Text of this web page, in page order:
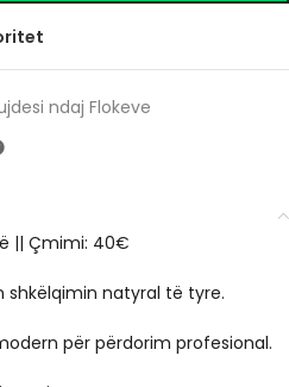
ndaj Flokeve
|| Çmimi: 40€
natyral të tyre.
për përdorim profesional.